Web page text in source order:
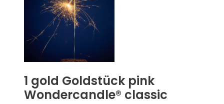
1 gold Goldstück pink
Wondercandle® classic